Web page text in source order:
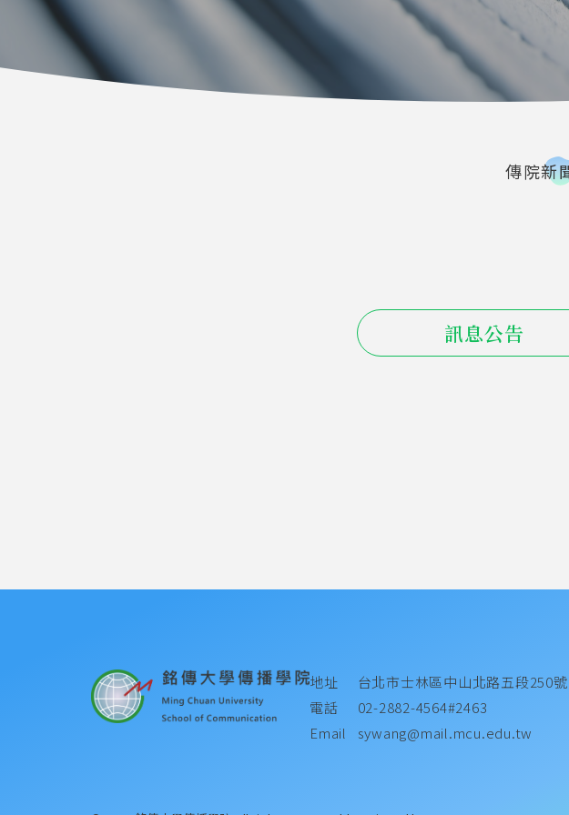
傳院新
訊息公告
2022校園創意生活海
地址
台北市士林區中山北路五段250號
電話
02-2882-4564#2463
Email
sywang@mail.mcu.edu.tw